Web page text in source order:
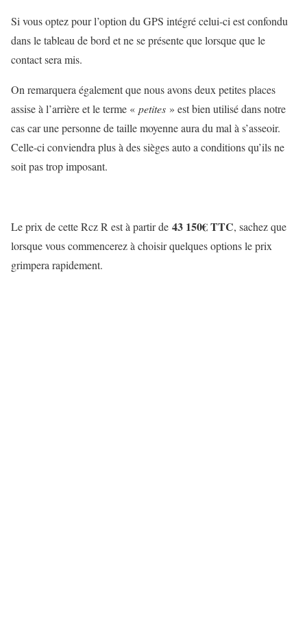
Si vous optez pour l’option du GPS intégré celui-ci est confondu
dans le tableau de bord et ne se présente que lorsque que le
contact sera mis.
On remarquera également que nous avons deux petites places
assise à l’arrière et le terme « petites » est bien utilisé dans notre
cas car une personne de taille moyenne aura du mal à s’asseoir.
Celle-ci conviendra plus à des sièges auto a conditions qu’ils ne
soit pas trop imposant.
Le prix de cette Rcz R est à partir de 43 150€ TTC, sachez que
lorsque vous commencerez à choisir quelques options le prix
grimpera rapidement.